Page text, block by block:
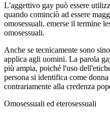
L'aggettivo gay può essere
quando cominciò ad essere
omosessuali, emerse il termine
omosessuali.
Anche se tecnicamente sono
applica agli uomini. La parola
più ampia, poiché l'uso
persona si identifica come
contrariamente alla credenza
Omosessuali ed eterosessuali